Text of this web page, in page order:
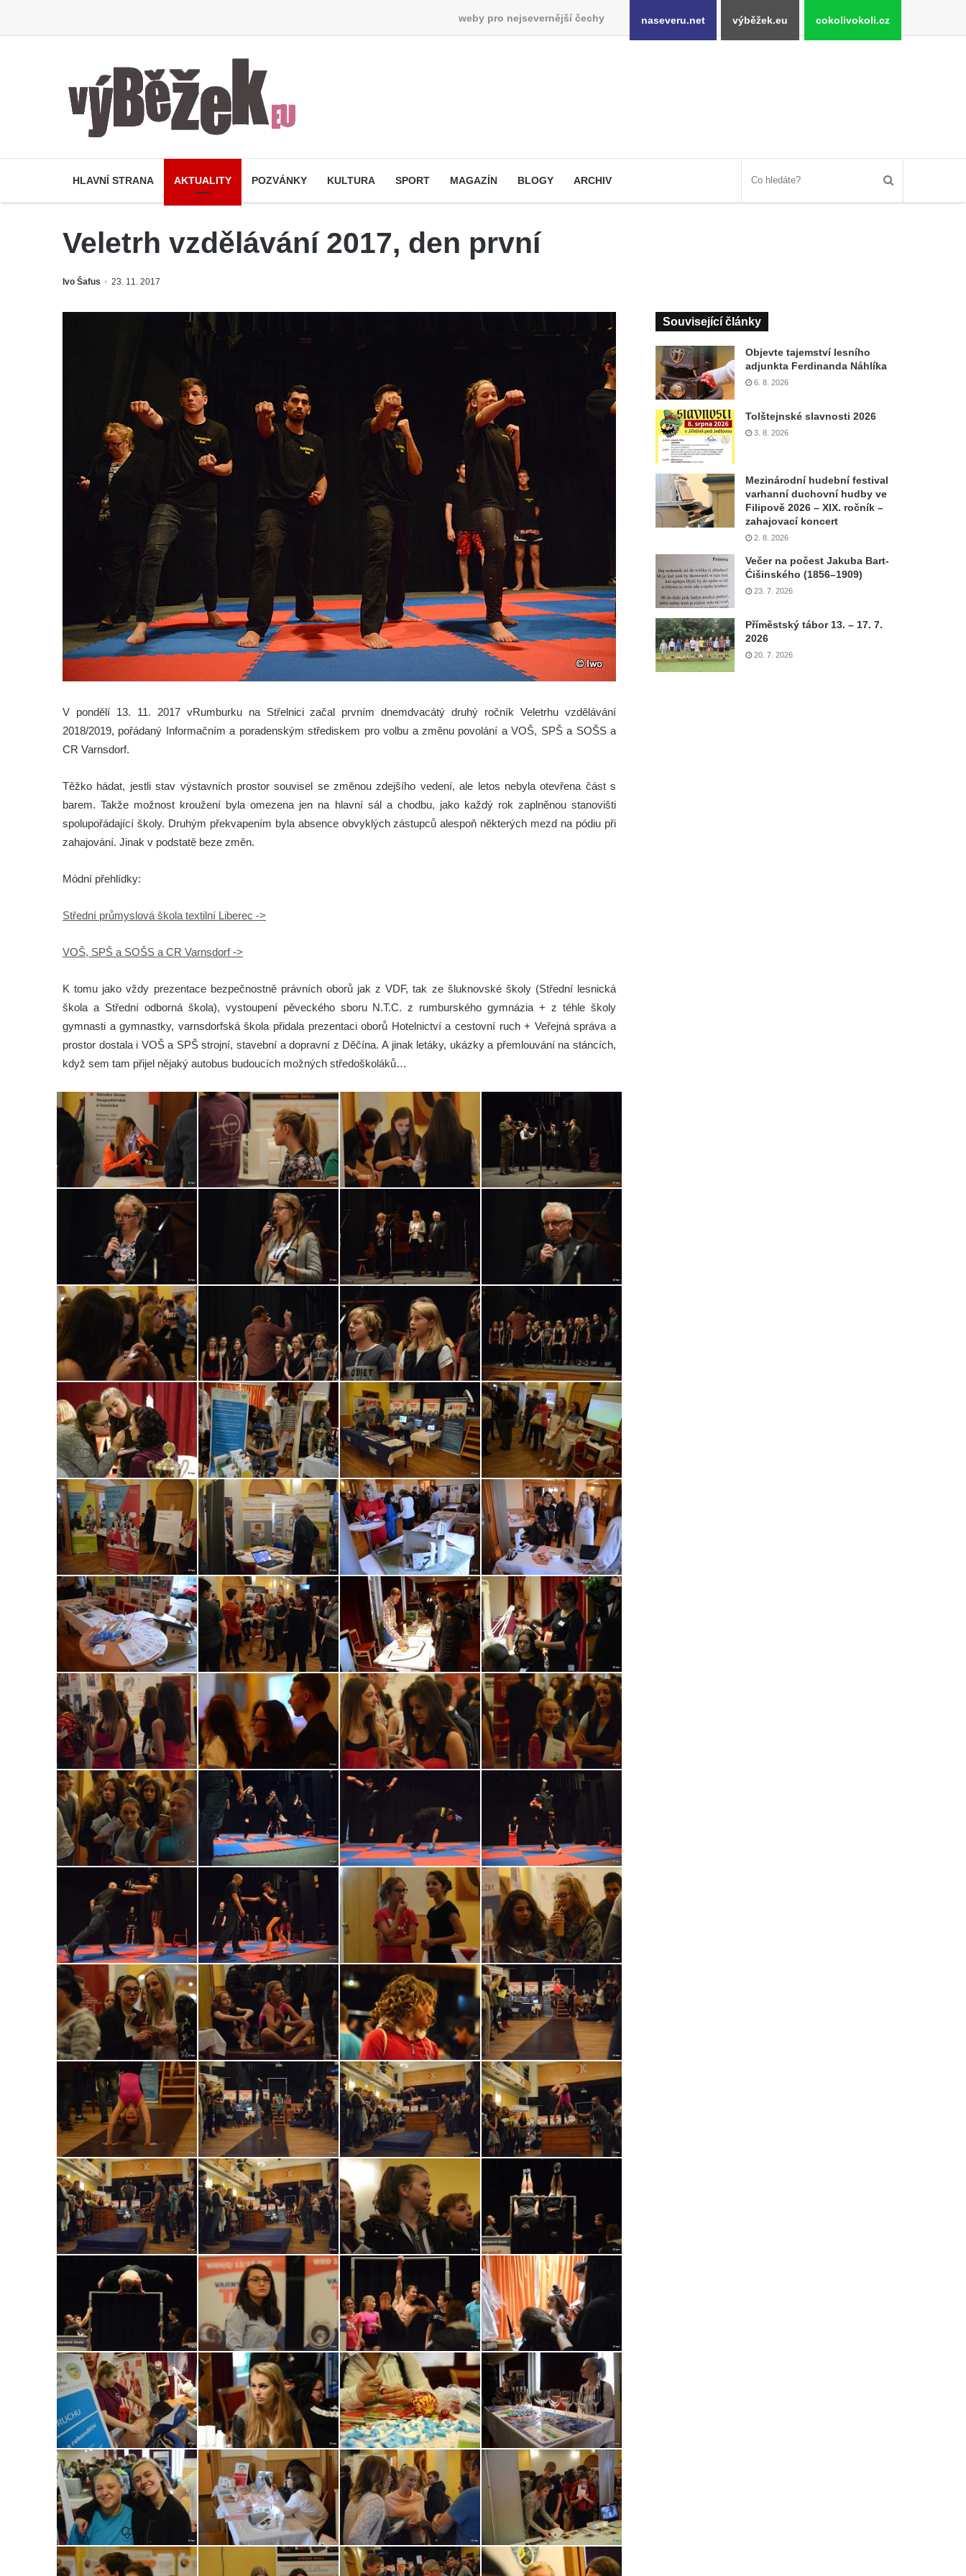
weby pro nejsevernější čechy naseveru.net výběžek.eu cokolivokoli.cz
HLAVNÍ STRANA AKTUALITY POZVÁNKY KULTURA SPORT MAGAZÍN BLOGY ARCHIV
Veletrh vzdělávání 2017, den první
Ivo Šafus 23. 11. 2017
V pondělí 13. 11. 2017 vRumburku na Střelnici začal prvním dnemdvacátý druhý ročník Veletrhu vzdělávání
2018/2019, pořádaný Informačním a poradenským střediskem pro volbu a změnu povolání a VOŠ, SPŠ a SOŠS a
CR Varnsdorf.
Těžko hádat, jestli stav výstavních prostor souvisel se změnou zdejšího vedení, ale letos nebyla otevřena část s
barem. Takže možnost kroužení byla omezena jen na hlavní sál a chodbu, jako každý rok zaplněnou stanovišti
spolupořádající školy. Druhým překvapením byla absence obvyklých zástupců alespoň některých mezd na pódiu při
zahajování. Jinak v podstatě beze změn.
Módní přehlídky:
Střední průmyslová škola textilní Liberec ->
VOŠ, SPŠ a SOŠS a CR Varnsdorf ->
K tomu jako vždy prezentace bezpečnostně právních oborů jak z VDF, tak ze šluknovské školy (Střední lesnická
škola a Střední odborná škola), vystoupení pěveckého sboru N.T.C. z rumburského gymnázia + z téhle školy
gymnasti a gymnastky, varnsdorfská škola přidala prezentaci oborů Hotelnictví a cestovní ruch + Veřejná správa a
prostor dostala i VOŠ a SPŠ strojní, stavební a dopravní z Děčína. A jinak letáky, ukázky a přemlouvání na stáncích,
když sem tam přijel nějaký autobus budoucích možných středoškoláků…
Související články
Objevte tajemství lesního
adjunkta Ferdinanda Náhlíka
6. 8. 2026
Tolštejnské slavnosti 2026
3. 8. 2026
Mezinárodní hudební festival
varhanní duchovní hudby ve
Filipově 2026 – XIX. ročník –
zahajovací koncert
2. 8. 2026
Večer na počest Jakuba Bart-
Ćišinského (1856–1909)
23. 7. 2026
Příměstský tábor 13. – 17. 7.
2026
20. 7. 2026